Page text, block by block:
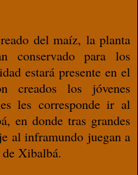
del maíz, la planta
conservado para los
estará presente en el
creados los jóvenes
les corresponde ir al
en donde tras grandes
al inframundo juegan a
Xibalbá.